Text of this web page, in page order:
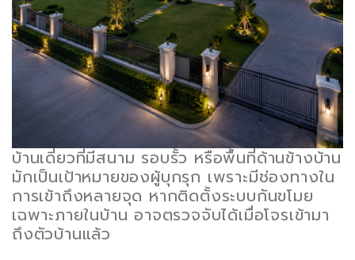
บ้านเดี่ยวที่มีสนาม รอบรั้ว หรือพื้นที่ด้านข้างบ้าน
มักเป็นเป้าหมายของผู้บุกรุก เพราะมีช่องทางใน
การเข้าถึงหลายจุด หากติดตั้งระบบกันขโมย
เฉพาะภายในบ้าน อาจตรวจจับได้เมื่อโจรเข้ามา
ถึงตัวบ้านแล้ว